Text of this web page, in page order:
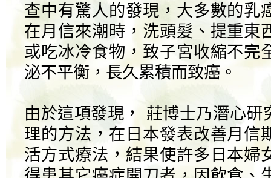
查中有驚人的發現，大多數的乳
在月信來潮時，洗頭髮、提重東
或吃冰冷食物，致子宮收縮不完
泌不平衡，長久累積而致癌。
由於這項發現， 莊博士乃潛心研
理的方法，在日本發表改善月信
活方式療法，結果使許多日本婦